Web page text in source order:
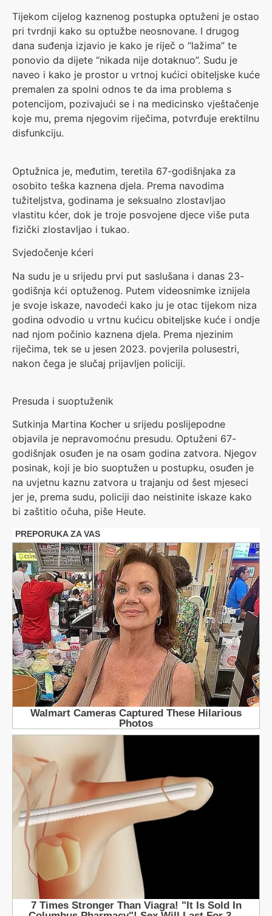
Tijekom cijelog kaznenog postupka optuženi je ostao
pri tvrdnji kako su optužbe neosnovane. I drugog
dana suđenja izjavio je kako je riječ o “lažima” te
ponovio da dijete “nikada nije dotaknuo”. Sudu je
naveo i kako je prostor u vrtnoj kućici obiteljske kuće
premalen za spolni odnos te da ima problema s
potencijom, pozivajući se i na medicinsko vještačenje
koje mu, prema njegovim riječima, potvrđuje erektilnu
disfunkciju.
Optužnica je, međutim, teretila 67-godišnjaka za
osobito teška kaznena djela. Prema navodima
tužiteljstva, godinama je seksualno zlostavljao
vlastitu kćer, dok je troje posvojene djece više puta
fizički zlostavljao i tukao.
Svjedočenje kćeri
Na sudu je u srijedu prvi put saslušana i danas 23-
godišnja kći optuženog. Putem videosnimke iznijela
je svoje iskaze, navodeći kako ju je otac tijekom niza
godina odvodio u vrtnu kućicu obiteljske kuće i ondje
nad njom počinio kaznena djela. Prema njezinim
riječima, tek se u jesen 2023. povjerila polusestri,
nakon čega je slučaj prijavljen policiji.
Presuda i suoptuženik
Sutkinja Martina Kocher u srijedu poslijepodne
objavila je nepravomoćnu presudu. Optuženi 67-
godišnjak osuđen je na osam godina zatvora. Njegov
posinak, koji je bio suoptužen u postupku, osuđen je
na uvjetnu kaznu zatvora u trajanju od šest mjeseci
jer je, prema sudu, policiji dao neistinite iskaze kako
bi zaštitio očuha, piše Heute.